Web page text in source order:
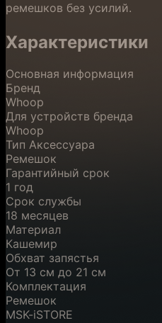
ремешков без усилий.
Характеристики
Основная информация
Бренд
Whoop
Для устройств бренда
Whoop
Тип Аксессуара
Ремешок
Гарантийный срок
1 год
Срок службы
18 месяцев
Материал
Кашемир
Обхват запястья
От 13 см до 21 см
Комплектация
Ремешок
MSK-iSTORE